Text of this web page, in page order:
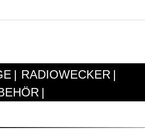
RADIOWECKER